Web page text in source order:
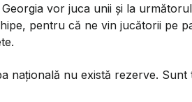
vor juca unii și la
pentru că ne vin jucătorii pe
națională nu există rezerve.